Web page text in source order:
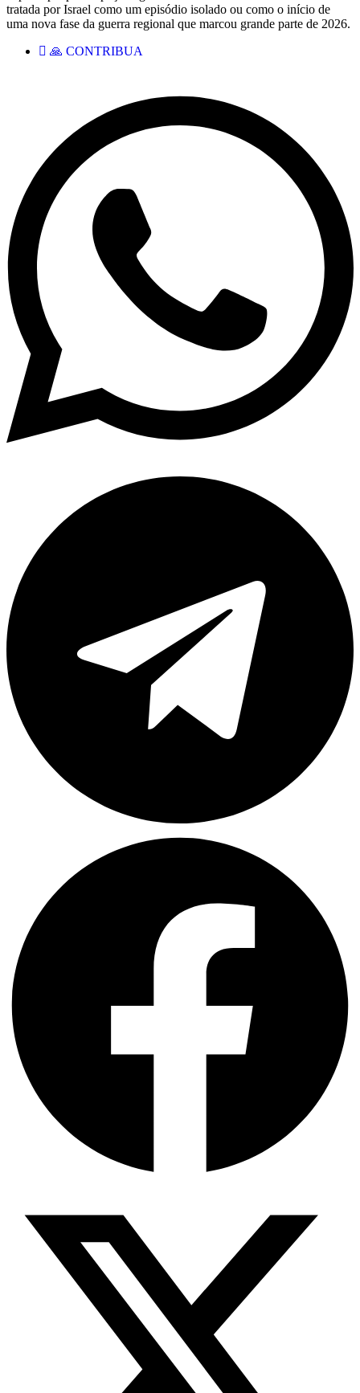
tratada por Israel como um episódio isolado ou como o início de
uma nova fase da guerra regional que marcou grande parte de 2026.
🙏 CONTRIBUA